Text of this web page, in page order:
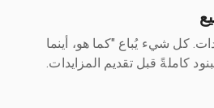
كل شيء يُباع "كما هو، أينما
كاملةً قبل تقديم المزايدات.